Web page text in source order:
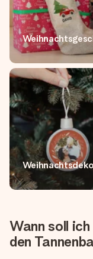
Wann soll
den